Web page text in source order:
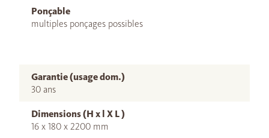
Ponçable
multiples ponçages possibles
Garantie (usage dom.)
30 ans
Dimensions (H x l X L )
16 x 180 x 2200 mm